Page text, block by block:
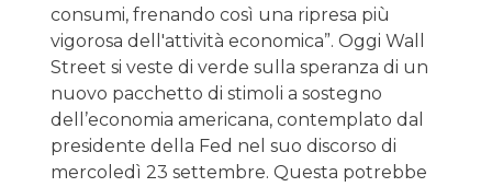
consumi, frenando così una ripresa più
vigorosa dell'attività economica”. Oggi Wall
Street si veste di verde sulla speranza di un
nuovo pacchetto di stimoli a sostegno
dell’economia americana, contemplato dal
presidente della Fed nel suo discorso di
mercoledì 23 settembre. Questa potrebbe